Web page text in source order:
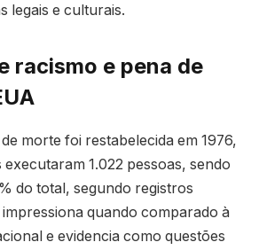
legais e culturais.
racismo e pena de
morte foi restabelecida em 1976,
executaram 1.022 pessoas, sendo
do total, segundo registros
quando comparado à
e evidencia como questões